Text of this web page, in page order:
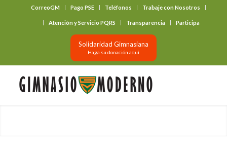
CorreoGM Pago PSE Teléfonos Trabaje con Nosotros
Atención y Servicio PQRS Transparencia Participa
Solidaridad Gimnasiana
Haga su donación aquí